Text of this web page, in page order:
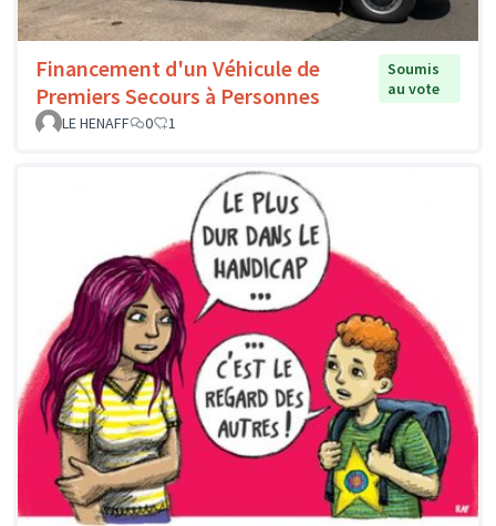
Financement d'un Véhicule de
Premiers Secours à Personnes
Soumis
au vote
LE HENAFF
0 1